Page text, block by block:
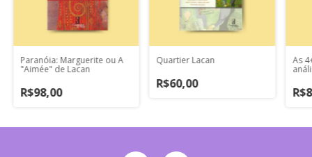
Paranóia: Marguerite ou A
"Aimée" de Lacan
R$98,00
Quartier Lacan
R$60,00
As